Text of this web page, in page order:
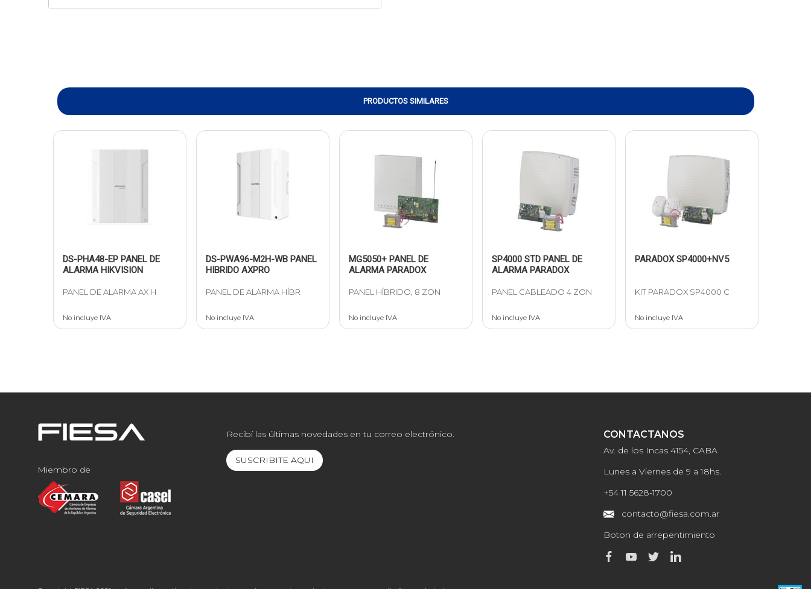
PRODUCTOS SIMILARES
DS-PHA48-EP PANEL DE
ALARMA HIKVISION
PANEL DE ALARMA AX H
No incluye IVA
DS-PWA96-M2H-WB PANEL
HIBRIDO AXPRO
PANEL DE ALARMA HÍBR
No incluye IVA
MG5050+ PANEL DE
ALARMA PARADOX
PANEL HÍBRIDO, 8 ZON
No incluye IVA
SP4000 STD PANEL DE
ALARMA PARADOX
PANEL CABLEADO 4 ZON
No incluye IVA
PARADOX SP4000+NV5
KIT PARADOX SP4000 C
No incluye IVA
Miembro de
Recibí las últimas novedades en tu correo electrónico.
SUSCRIBITE AQUI
CONTACTANOS
Av. de los Incas 4154, CABA
Lunes a Viernes de 9 a 18hs.
+54 11 5628-1700
contacto@fiesa.com.ar
Boton de arrepentimiento